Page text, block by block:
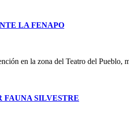
LA FENAPO
en la zona del Teatro del
FAUNA SILVESTRE